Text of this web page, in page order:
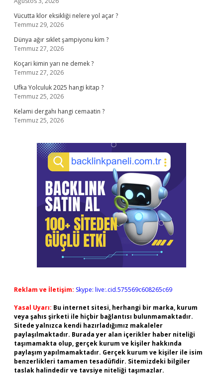
Vücutta klor eksikliği nelere yol açar ?
Temmuz 29, 2026
Dünya ağır sıklet şampiyonu kim ?
Temmuz 27, 2026
Koçari kimin yarı ne demek ?
Temmuz 27, 2026
Ufka Yolculuk 2025 hangi kitap ?
Temmuz 25, 2026
Kelami dergahı hangi cemaatin ?
Temmuz 25, 2026
Reklam ve İletişim: Skype: live:.cid.575569c608265c69
Yasal Uyarı: Bu internet sitesi, herhangi bir marka, kurum
veya şahıs şirketi ile hiçbir bağlantısı bulunmamaktadır.
Sitede yalnızca kendi hazırladığımız makaleler
paylaşılmaktadır. Burada yer alan içerikler haber niteliği
taşımamakta olup, gerçek kurum ve kişiler hakkında
paylaşım yapılmamaktadır. Gerçek kurum ve kişiler ile isim
benzerlikleri tamamen tesadüfidir. Sitemizdeki bilgiler
taslak halindedir ve tavsiye niteliği taşımazlar.